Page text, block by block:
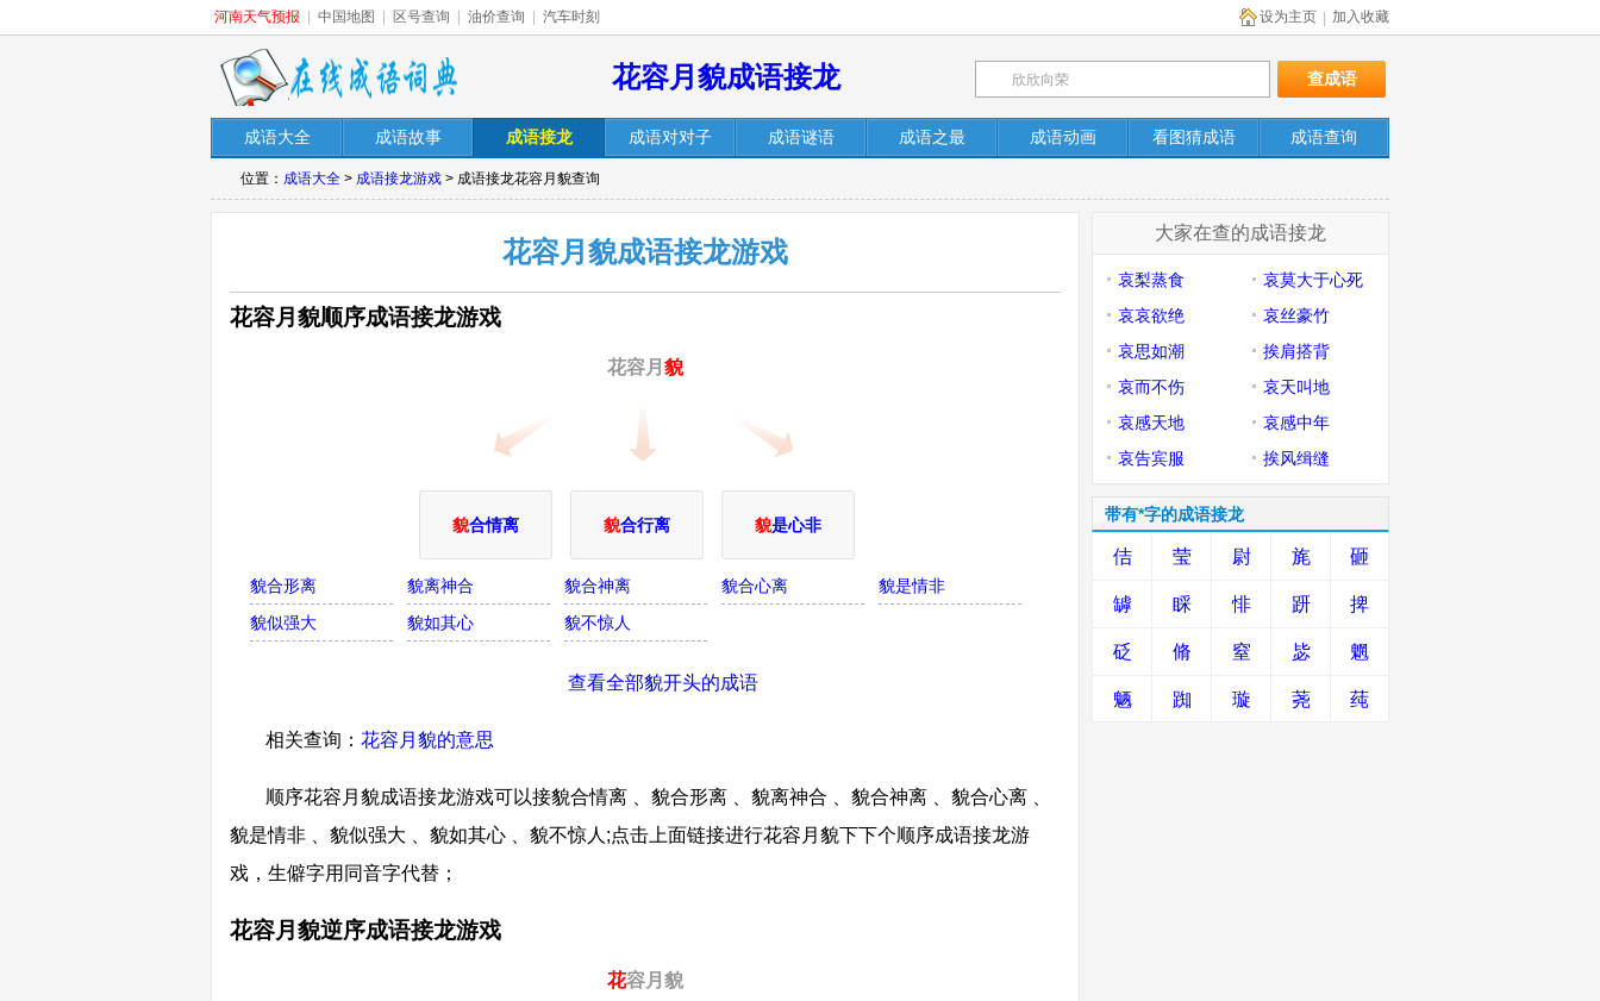
河南天气预报 中国地图 区号查询 油价查询 汽车时刻 加入收藏
设为主页
花容月貌成语接龙
成语大全 成语故事 成语接龙 成语对对子 成语谜语 成语之最 成语动画 看图猜成语 成语查询
位置： 成语大全 > 成语接龙游戏 > 成语接龙花容月貌查询
花容月貌成语接龙游戏
花容月貌顺序成语接龙游戏
花容月 貌
貌合情离 貌合行离 貌是心非
貌合形离 貌离神合 貌合神离 貌合心离
貌是情非
貌似强大
貌如其心 貌不惊人
查看全部貌开头的成语
相关查询： 花容月貌的意思
顺序花容月貌成语接龙游戏可以接貌合情离 、貌合形离 、貌离神合 、貌合神离 、貌合心离 、
貌是情非 、貌似强大 、貌如其心 、貌不惊人;点击上面链接进行花容月貌下下个顺序成语接龙游
戏，生僻字用同音字代替；
花容月貌逆序成语接龙游戏
花容月貌
大家在查的成语接龙
哀梨蒸食
哀莫大于心死
哀哀欲绝
哀丝豪竹
哀思如潮
挨肩搭背
哀而不伤
哀天叫地
哀感天地
哀感中年
哀告宾服
挨风缉缝
带有*字的成语接龙
佶 莹 尉 旄 砸
罅 睬 悱 趼 捭
砭 脩 窒 毖 魍
魉 踟 璇 荛 莼